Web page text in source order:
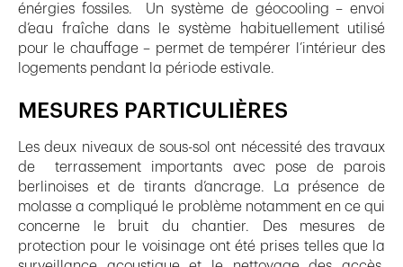
énérgies fossiles. Un système de géocooling – envoi
d’eau fraîche dans le système habituellement utilisé
pour le chauffage – permet de tempérer l’intérieur des
logements pendant la période estivale.
MESURES PARTICULIÈRES
Les deux niveaux de sous-sol ont nécessité des travaux
de terrassement importants avec pose de parois
berlinoises et de tirants d’ancrage. La présence de
molasse a compliqué le problème notamment en ce qui
concerne le bruit du chantier. Des mesures de
protection pour le voisinage ont été prises telles que la